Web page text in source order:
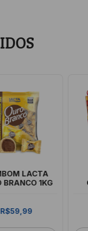
LACTA
BRANCO 1KG
R$59,99